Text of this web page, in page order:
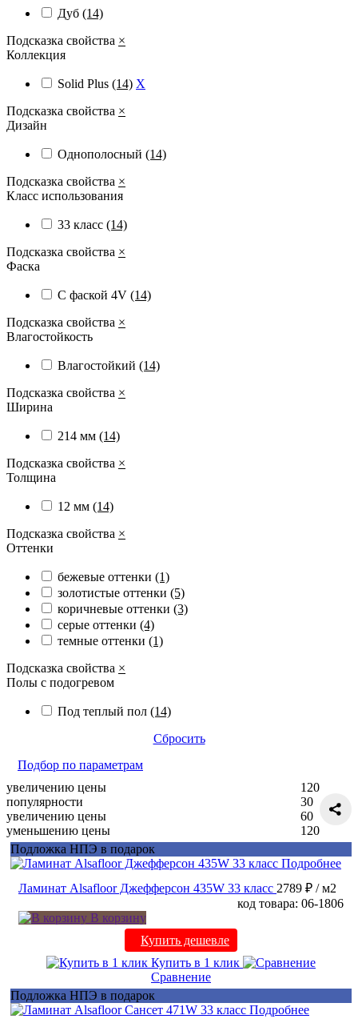
Дуб (14)
Подсказка свойства ×
Коллекция
Solid Plus (14) X
Подсказка свойства ×
Дизайн
Однополосный (14)
Подсказка свойства ×
Класс использования
33 класс (14)
Подсказка свойства ×
Фаска
С фаской 4V (14)
Подсказка свойства ×
Влагостойкость
Влагостойкий (14)
Подсказка свойства ×
Ширина
214 мм (14)
Подсказка свойства ×
Толщина
12 мм (14)
Подсказка свойства ×
Оттенки
бежевые оттенки (1)
золотистые оттенки (5)
коричневые оттенки (3)
серые оттенки (4)
темные оттенки (1)
Подсказка свойства ×
Полы с подогревом
Под теплый пол (14)
Сбросить
Подбор по параметрам
увеличению цены
популярности
увеличению цены
уменьшению цены
120
30
60
120
Подложка НПЭ в подарок
Подробнее
Ламинат Alsafloor Джефферсон 435W 33 класс 2789 ₽ / м2
код товара: 06-1806
В корзину
Купить дешевле
Купить в 1 клик
Сравнение
Подложка НПЭ в подарок
Подробнее